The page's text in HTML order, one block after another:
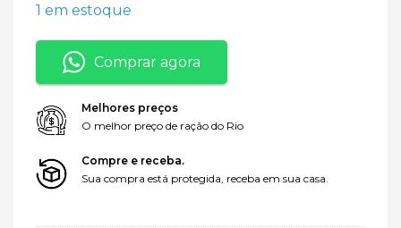
1 em estoque
Comprar agora
Melhores preços
O melhor preço de ração do Rio
Compre e receba.
Sua compra está protegida, receba em sua casa.